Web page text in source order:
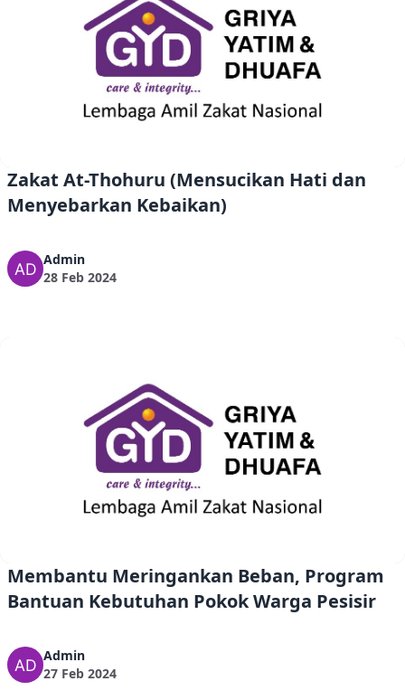
Zakat At-Thohuru (Mensucikan Hati dan
Menyebarkan Kebaikan)
Admin
28 Feb 2024
Membantu Meringankan Beban, Program
Bantuan Kebutuhan Pokok Warga Pesisir
Admin
27 Feb 2024